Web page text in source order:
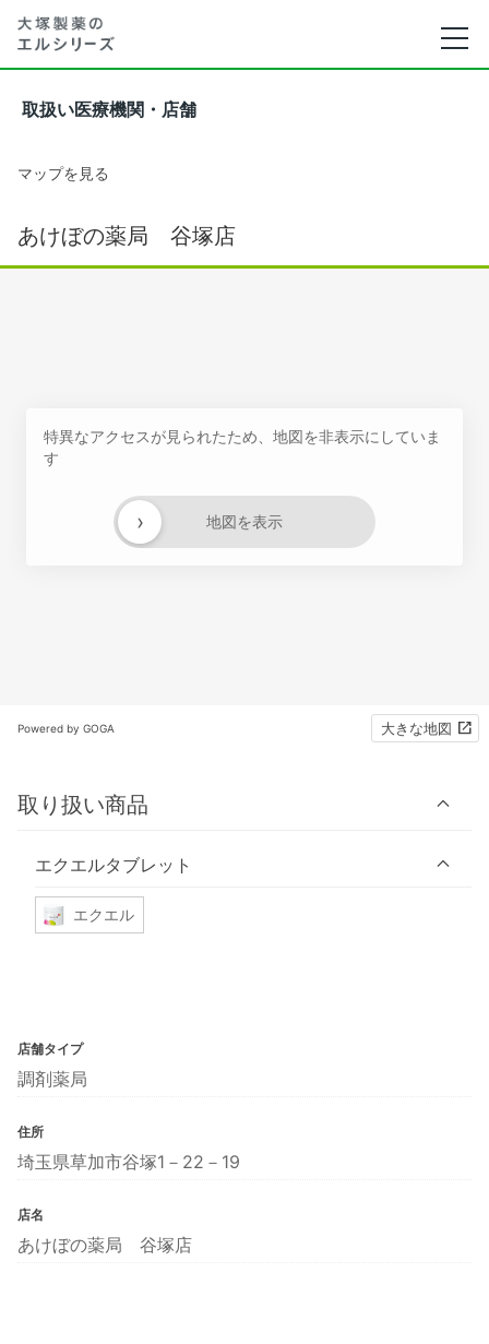
取扱い医療機関・店舗
マップを見る
あけぼの薬局 谷塚店
特異なアクセスが見られたため、地図を非表示にしていま
す
地図を表示
›
Powered by GOGA 大きな地図
取り扱い商品
エクエルタブレット
エクエル
店舗タイプ
調剤薬局
住所
埼玉県草加市谷塚1－22－19
店名
あけぼの薬局 谷塚店